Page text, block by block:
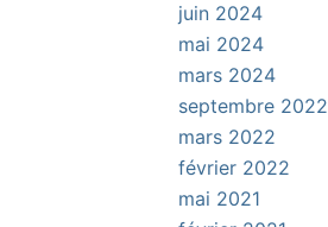
juin 2024
mai 2024
mars 2024
septembre 2022
mars 2022
février 2022
mai 2021